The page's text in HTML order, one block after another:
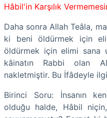
Hâbil'in Karşılık
Daha sonra Allah Teâla,
ki beni öldürmek için
öldürmek için elimi sana
kâinatın Rabbi olan
nakletmiştir. Bu İfâdeyle
Birinci Soru: İnsanın
olduğu halde, Hâbil